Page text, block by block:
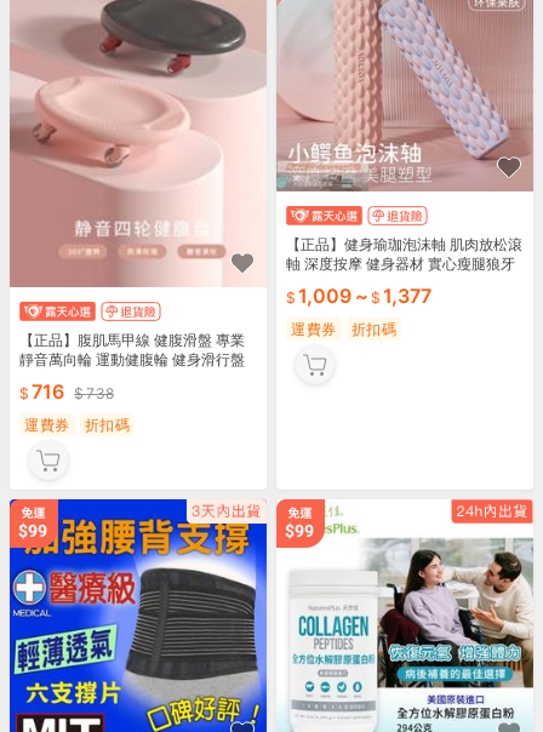
【正品】腹肌馬甲線 健腹滑盤 專業
靜音萬向輪 運動健腹輪 健身滑行盤
716
738
運費券
折扣碼
【正品】健身瑜珈泡沫軸 肌肉放松滾
軸 深度按摩 健身器材 實心瘦腿狼牙
1,009 ~ 1,377
運費券 折扣碼